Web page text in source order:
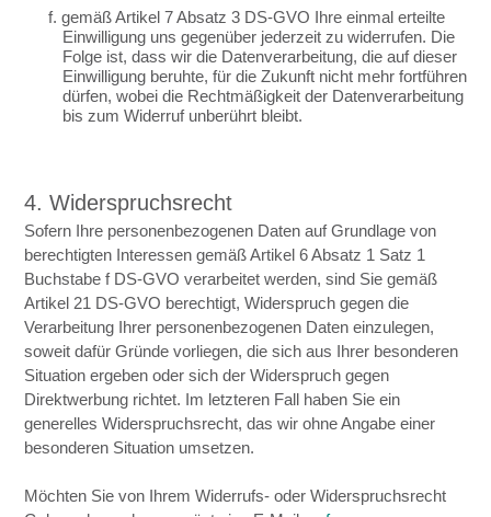
f. gemäß Artikel 7 Absatz 3 DS-GVO Ihre einmal erteilte
Einwilligung uns gegenüber jederzeit zu widerrufen. Die
Folge ist, dass wir die Datenverarbeitung, die auf dieser
Einwilligung beruhte, für die Zukunft nicht mehr fortführen
dürfen, wobei die Rechtmäßigkeit der Datenverarbeitung
bis zum Widerruf unberührt bleibt.
4. Widerspruchsrecht
Sofern Ihre personenbezogenen Daten auf Grundlage von
berechtigten Interessen gemäß Artikel 6 Absatz 1 Satz 1
Buchstabe f DS-GVO verarbeitet werden, sind Sie gemäß
Artikel 21 DS-GVO berechtigt, Widerspruch gegen die
Verarbeitung Ihrer personenbezogenen Daten einzulegen,
soweit dafür Gründe vorliegen, die sich aus Ihrer besonderen
Situation ergeben oder sich der Widerspruch gegen
Direktwerbung richtet. Im letzteren Fall haben Sie ein
generelles Widerspruchsrecht, das wir ohne Angabe einer
besonderen Situation umsetzen.
Möchten Sie von Ihrem Widerrufs- oder Widerspruchsrecht